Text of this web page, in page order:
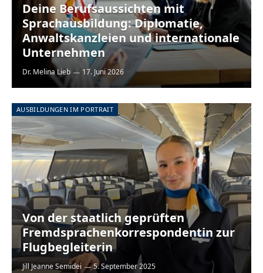
Deine Berufsaussichten mit
Sprachausbildung: Diplomatie,
Anwaltskanzleien und internationale
Unternehmen
Dr. Melina Lieb 17. Juni 2026
AUSBILDUNGEN IM PORTRAIT
Von der staatlich geprüften
Fremdsprachenkorrespondentin zur
Flugbegleiterin
Jill Jeanne Semidei 5. September 2025